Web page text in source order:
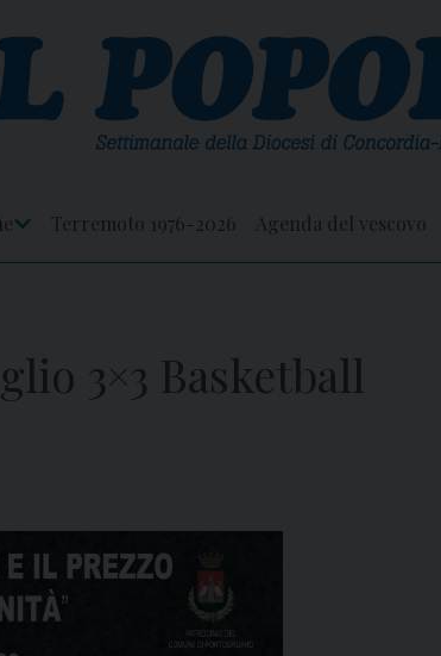
Terremoto 1976-2026 Agenda del vescovo
3×3 Basketball